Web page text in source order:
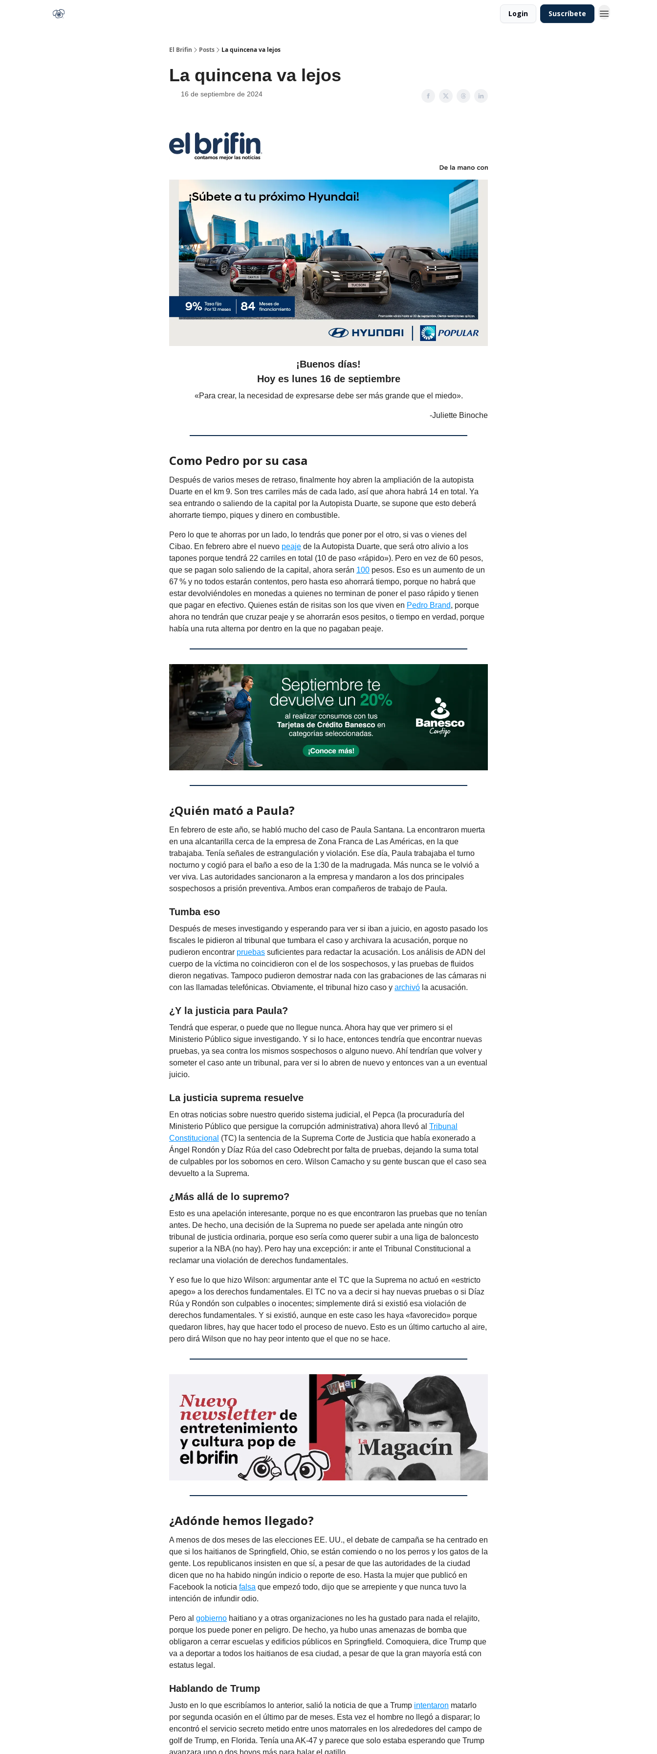
Login Suscríbete
El Brifin Posts La quincena va lejos
La quincena va lejos
16 de septiembre de 2024
¡Buenos días!
Hoy es lunes 16 de septiembre
«Para crear, la necesidad de expresarse debe ser más grande que el miedo».
-Juliette Binoche
Como Pedro por su casa
Después de varios meses de retraso, finalmente hoy abren la ampliación de la autopista
Duarte en el km 9. Son tres carriles más de cada lado, así que ahora habrá 14 en total. Ya
sea entrando o saliendo de la capital por la Autopista Duarte, se supone que esto deberá
ahorrarte tiempo, piques y dinero en combustible.
Pero lo que te ahorras por un lado, lo tendrás que poner por el otro, si vas o vienes del
Cibao. En febrero abre el nuevo peaje de la Autopista Duarte, que será otro alivio a los
tapones porque tendrá 22 carriles en total (10 de paso «rápido»). Pero en vez de 60 pesos,
que se pagan solo saliendo de la capital, ahora serán 100 pesos. Eso es un aumento de un
67 % y no todos estarán contentos, pero hasta eso ahorrará tiempo, porque no habrá que
estar devolviéndoles en monedas a quienes no terminan de poner el paso rápido y tienen
que pagar en efectivo. Quienes están de risitas son los que viven en Pedro Brand, porque
ahora no tendrán que cruzar peaje y se ahorrarán esos pesitos, o tiempo en verdad, porque
había una ruta alterna por dentro en la que no pagaban peaje.
¿Quién mató a Paula?
En febrero de este año, se habló mucho del caso de Paula Santana. La encontraron muerta
en una alcantarilla cerca de la empresa de Zona Franca de Las Américas, en la que
trabajaba. Tenía señales de estrangulación y violación. Ese día, Paula trabajaba el turno
nocturno y cogió para el baño a eso de la 1:30 de la madrugada. Más nunca se le volvió a
ver viva. Las autoridades sancionaron a la empresa y mandaron a los dos principales
sospechosos a prisión preventiva. Ambos eran compañeros de trabajo de Paula.
Tumba eso
Después de meses investigando y esperando para ver si iban a juicio, en agosto pasado los
fiscales le pidieron al tribunal que tumbara el caso y archivara la acusación, porque no
pudieron encontrar pruebas suficientes para redactar la acusación. Los análisis de ADN del
cuerpo de la víctima no coincidieron con el de los sospechosos, y las pruebas de fluidos
dieron negativas. Tampoco pudieron demostrar nada con las grabaciones de las cámaras ni
con las llamadas telefónicas. Obviamente, el tribunal hizo caso y archivó la acusación.
¿Y la justicia para Paula?
Tendrá que esperar, o puede que no llegue nunca. Ahora hay que ver primero si el
Ministerio Público sigue investigando. Y si lo hace, entonces tendría que encontrar nuevas
pruebas, ya sea contra los mismos sospechosos o alguno nuevo. Ahí tendrían que volver y
someter el caso ante un tribunal, para ver si lo abren de nuevo y entonces van a un eventual
juicio.
La justicia suprema resuelve
En otras noticias sobre nuestro querido sistema judicial, el Pepca (la procuraduría del
Ministerio Público que persigue la corrupción administrativa) ahora llevó al Tribunal
Constitucional (TC) la sentencia de la Suprema Corte de Justicia que había exonerado a
Ángel Rondón y Díaz Rúa del caso Odebrecht por falta de pruebas, dejando la suma total
de culpables por los sobornos en cero. Wilson Camacho y su gente buscan que el caso sea
devuelto a la Suprema.
¿Más allá de lo supremo?
Esto es una apelación interesante, porque no es que encontraron las pruebas que no tenían
antes. De hecho, una decisión de la Suprema no puede ser apelada ante ningún otro
tribunal de justicia ordinaria, porque eso sería como querer subir a una liga de baloncesto
superior a la NBA (no hay). Pero hay una excepción: ir ante el Tribunal Constitucional a
reclamar una violación de derechos fundamentales.
Y eso fue lo que hizo Wilson: argumentar ante el TC que la Suprema no actuó en «estricto
apego» a los derechos fundamentales. El TC no va a decir si hay nuevas pruebas o si Díaz
Rúa y Rondón son culpables o inocentes; simplemente dirá si existió esa violación de
derechos fundamentales. Y si existió, aunque en este caso les haya «favorecido» porque
quedaron libres, hay que hacer todo el proceso de nuevo. Esto es un último cartucho al aire,
pero dirá Wilson que no hay peor intento que el que no se hace.
¿Adónde hemos llegado?
A menos de dos meses de las elecciones EE. UU., el debate de campaña se ha centrado en
que si los haitianos de Springfield, Ohio, se están comiendo o no los perros y los gatos de la
gente. Los republicanos insisten en que sí, a pesar de que las autoridades de la ciudad
dicen que no ha habido ningún indicio o reporte de eso. Hasta la mujer que publicó en
Facebook la noticia falsa que empezó todo, dijo que se arrepiente y que nunca tuvo la
intención de infundir odio.
Pero al gobierno haitiano y a otras organizaciones no les ha gustado para nada el relajito,
porque los puede poner en peligro. De hecho, ya hubo unas amenazas de bomba que
obligaron a cerrar escuelas y edificios públicos en Springfield. Comoquiera, dice Trump que
va a deportar a todos los haitianos de esa ciudad, a pesar de que la gran mayoría está con
estatus legal.
Hablando de Trump
Justo en lo que escribíamos lo anterior, salió la noticia de que a Trump intentaron matarlo
por segunda ocasión en el último par de meses. Esta vez el hombre no llegó a disparar; lo
encontró el servicio secreto metido entre unos matorrales en los alrededores del campo de
golf de Trump, en Florida. Tenía una AK-47 y parece que solo estaba esperando que Trump